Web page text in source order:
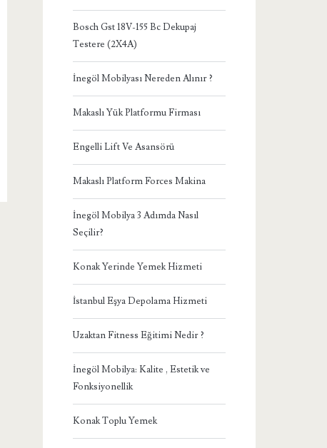
Bosch Gst 18V-155 Bc Dekupaj
Testere (2X4A)
İnegöl Mobilyası Nereden Alınır ?
Makaslı Yük Platformu Firması
Engelli Lift Ve Asansörü
Makaslı Platform Forces Makina
İnegöl Mobilya 3 Adımda Nasıl
Seçilir?
Konak Yerinde Yemek Hizmeti
İstanbul Eşya Depolama Hizmeti
Uzaktan Fitness Eğitimi Nedir ?
İnegöl Mobilya: Kalite , Estetik ve
Fonksiyonellik
Konak Toplu Yemek